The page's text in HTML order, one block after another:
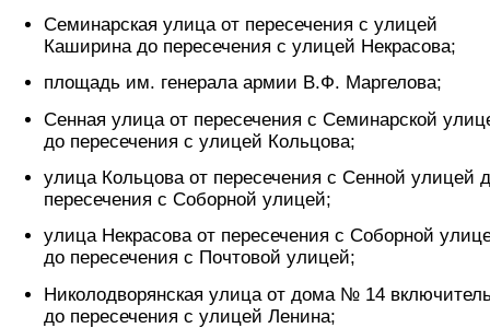
Семинарская улица от пересечения с улицей
Каширина до пересечения с улицей Некрасова;
площадь им. генерала армии В.Ф. Маргелова;
Сенная улица от пересечения с Семинарской
до пересечения с улицей Кольцова;
улица Кольцова от пересечения с Сенной улицей
пересечения с Соборной улицей;
улица Некрасова от пересечения с Соборной
до пересечения с Почтовой улицей;
Николодворянская улица от дома № 14
до пересечения с улицей Ленина;